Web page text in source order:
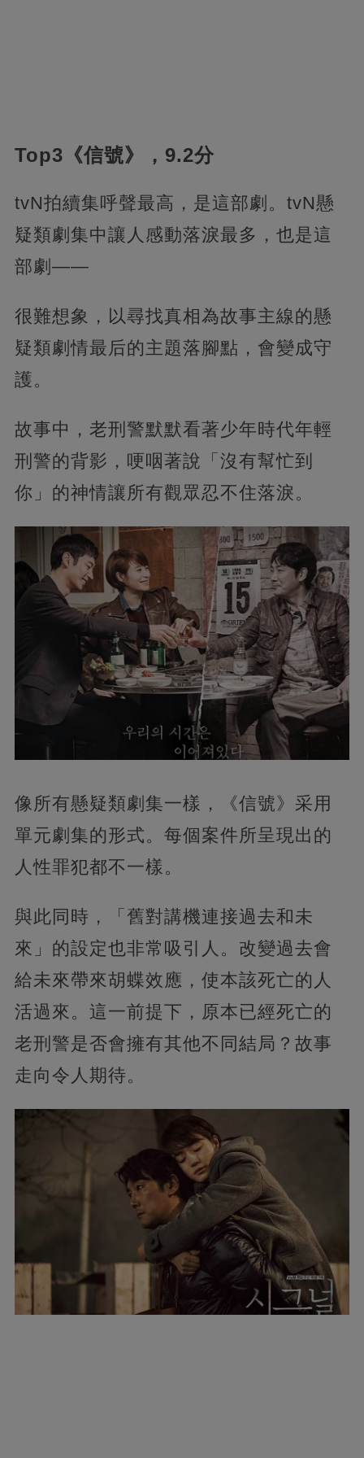
Top3《信號》，9.2分
tvN拍續集呼聲最高，是這部劇。tvN懸
疑類劇集中讓人感動落淚最多，也是這
部劇——
很難想象，以尋找真相為故事主線的懸
疑類劇情最后的主題落腳點，會變成守
護。
故事中，老刑警默默看著少年時代年輕
刑警的背影，哽咽著說「沒有幫忙到
你」的神情讓所有觀眾忍不住落淚。
像所有懸疑類劇集一樣，《信號》采用
單元劇集的形式。每個案件所呈現出的
人性罪犯都不一樣。
與此同時，「舊對講機連接過去和未
來」的設定也非常吸引人。改變過去會
給未來帶來胡蝶效應，使本該死亡的人
活過來。這一前提下，原本已經死亡的
老刑警是否會擁有其他不同結局？故事
走向令人期待。